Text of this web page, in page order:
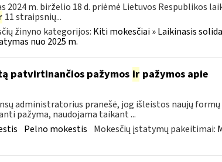
2024 m. birželio 18 d. priėmė Lietuvos Respublikos
11 straipsnių...
žinyno kategorijos: Kiti mokesčiai » Laikinasis
nuo 2025 m.
patvirtinančios pažymos irpažymos apie
administratorius pranešė, jog išleistos naujų formų
pažyma, naudojama taikant ...
Pelno mokestis Mokesčių įstatymų pakeitimai: